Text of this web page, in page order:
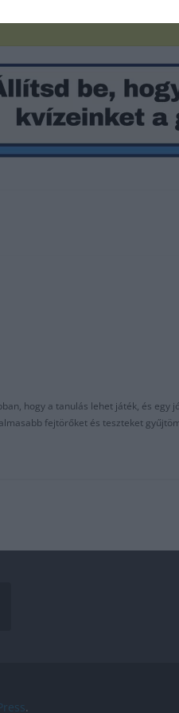
hogy a tanulás lehet játék, és
fejtörőket és teszteket
.